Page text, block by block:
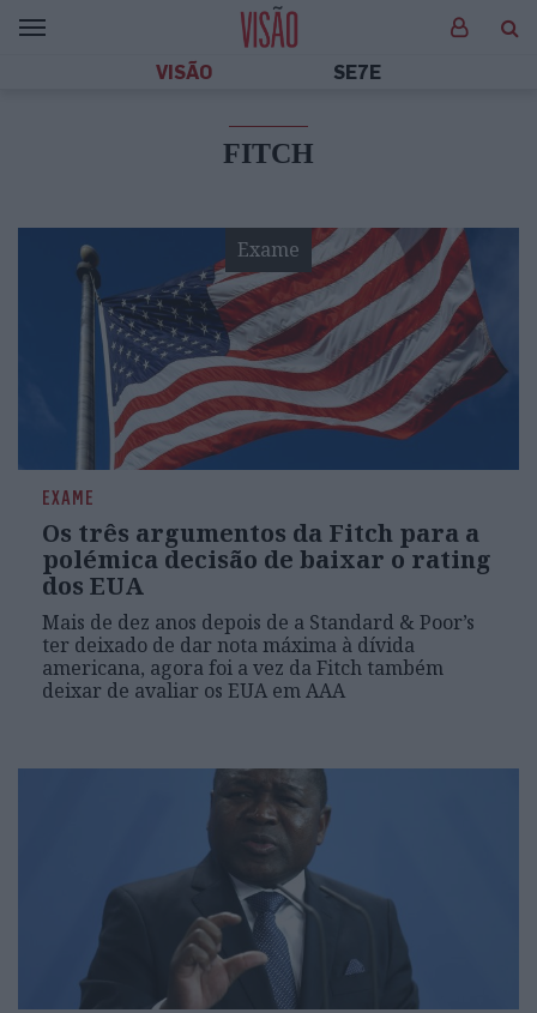
VISÃO SE7E
FITCH
Exame
EXAME
Os três argumentos da Fitch para a
polémica decisão de baixar o rating
dos EUA
Mais de dez anos depois de a Standard & Poor’s
ter deixado de dar nota máxima à dívida
americana, agora foi a vez da Fitch também
deixar de avaliar os EUA em AAA